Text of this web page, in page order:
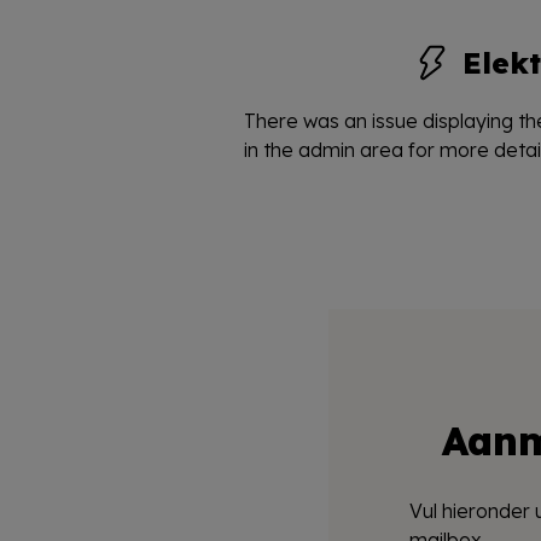
There was an issue displaying
in the admin area for more
Vul hieronder